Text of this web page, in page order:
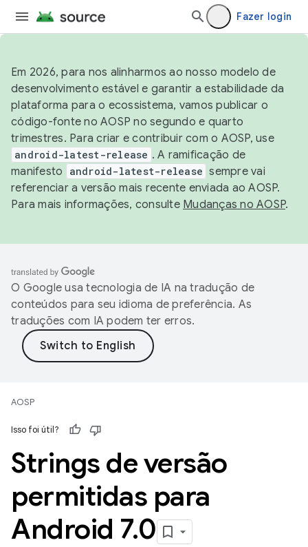
Fazer login
Em 2026, para nos alinharmos ao nosso modelo de
desenvolvimento estável e garantir a estabilidade da
plataforma para o ecossistema, vamos publicar o
código-fonte no AOSP no segundo e quarto
trimestres. Para criar e contribuir com o AOSP, use
android-latest-release . A ramificação de
manifesto
android-latest-release sempre vai
referenciar a versão mais recente enviada ao AOSP.
Para mais informações, consulte Mudanças no AOSP.
O Google usa tecnologia de IA na tradução de
conteúdos para seu idioma de preferência. As
traduções com IA podem ter erros.
AOSP
Isso foi útil?
Strings de versão
permitidas para
Android 7.0